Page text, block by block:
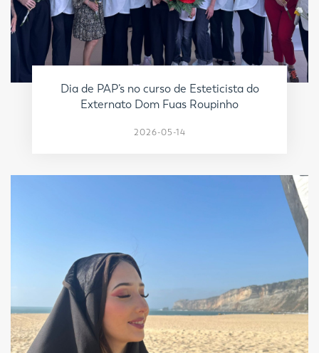
Dia de PAP’s no curso de Esteticista do
Externato Dom Fuas Roupinho
2026-05-14